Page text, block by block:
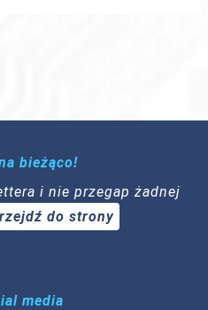
bieżąco!
i nie przegap żadnej
do strony
media